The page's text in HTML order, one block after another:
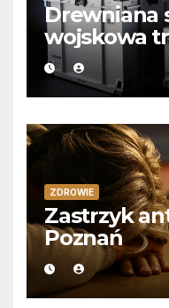
Drewniana
wojskowa
ZDROWIE
Zastrzyk
Poznań